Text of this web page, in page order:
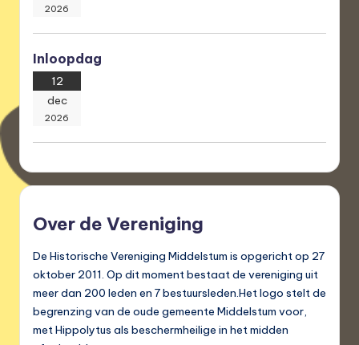
2026
Inloopdag
12
dec
2026
Over de Vereniging
De Historische Vereniging Middelstum is opgericht op 27
oktober 2011. Op dit moment bestaat de vereniging uit
meer dan 200 leden en 7 bestuursleden.Het logo stelt de
begrenzing van de oude gemeente Middelstum voor,
met Hippolytus als beschermheilige in het midden